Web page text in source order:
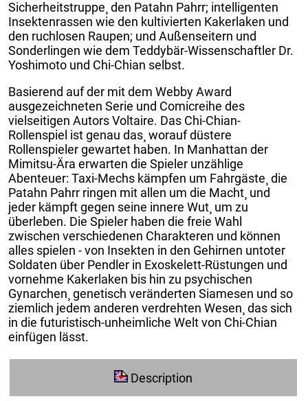
Sicherheitstruppe¸ den Patahn Pahrr; intelligenten
Insektenrassen wie den kultivierten Kakerlaken und
den ruchlosen Raupen; und Außenseitern und
Sonderlingen wie dem Teddybär-Wissenschaftler Dr.
Yoshimoto und Chi-Chian selbst.
Basierend auf der mit dem Webby Award
ausgezeichneten Serie und Comicreihe des
vielseitigen Autors Voltaire. Das Chi-Chian-
Rollenspiel ist genau das¸ worauf düstere
Rollenspieler gewartet haben. In Manhattan der
Mimitsu-Ära erwarten die Spieler unzählige
Abenteuer: Taxi-Mechs kämpfen um Fahrgäste¸ die
Patahn Pahrr ringen mit allen um die Macht¸ und
jeder kämpft gegen seine innere Wut¸ um zu
überleben. Die Spieler haben die freie Wahl
zwischen verschiedenen Charakteren und können
alles spielen - von Insekten in den Gehirnen untoter
Soldaten über Pendler in Exoskelett-Rüstungen und
vornehme Kakerlaken bis hin zu psychischen
Gynarchen¸ genetisch veränderten Siamesen und so
ziemlich jedem anderen verdrehten Wesen¸ das sich
in die futuristisch-unheimliche Welt von Chi-Chian
einfügen lässt.
Description